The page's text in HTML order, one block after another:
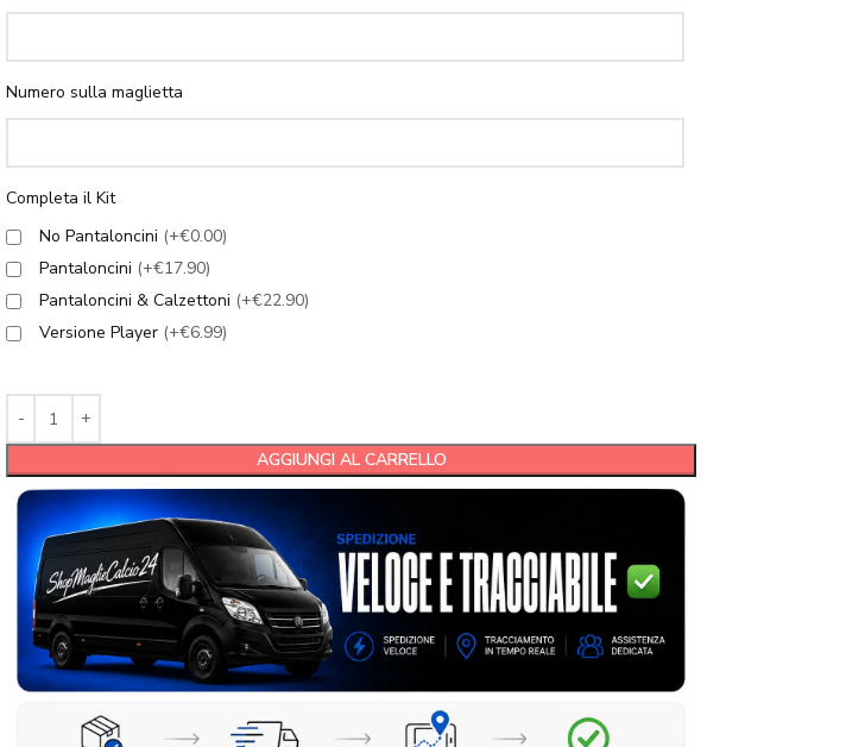
Numero sulla maglietta
Completa il Kit
No Pantaloncini (+€0.00)
Pantaloncini (+€17.90)
Pantaloncini & Calzettoni (+€22.90)
Versione Player (+€6.99)
AGGIUNGI AL CARRELLO